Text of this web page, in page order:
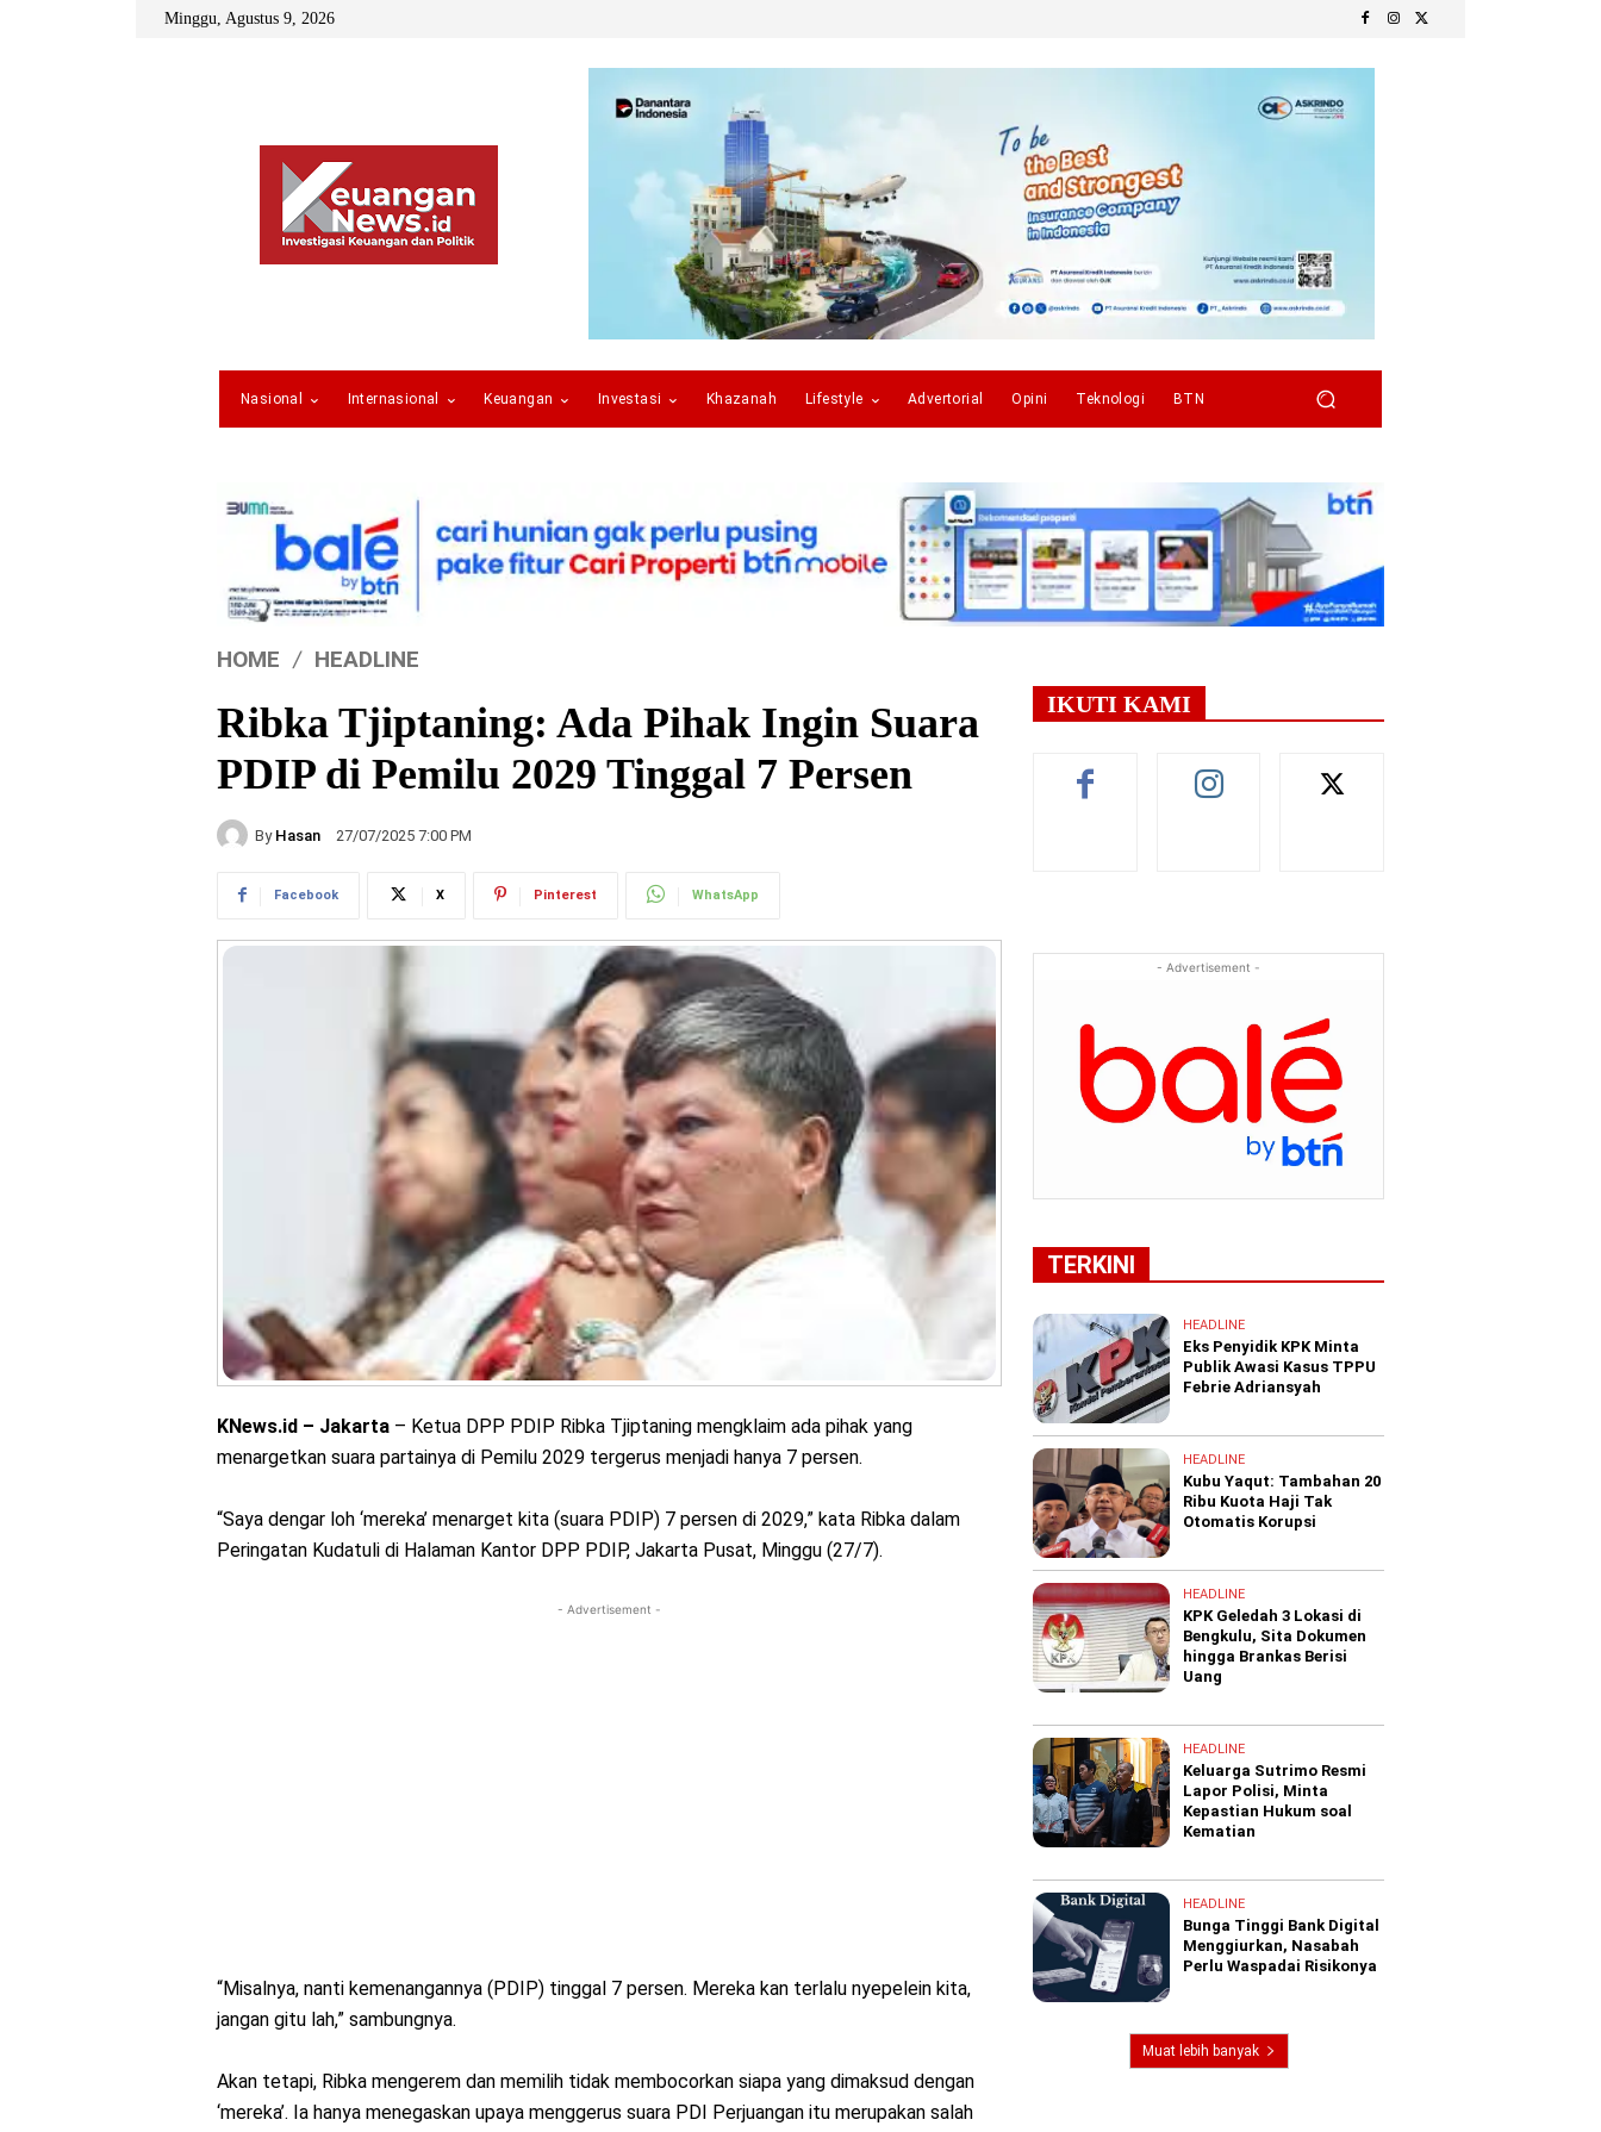
Minggu, Agustus 9, 2026
Nasional Internasional Keuangan Investasi Khazanah Lifestyle Advertorial Opini Teknologi BTN
HOME HEADLINE
Ribka Tjiptaning: Ada Pihak Ingin Suara
PDIP di Pemilu 2029 Tinggal 7 Persen
By Hasan 27/07/2025 7:00 PM
Facebook X Pinterest WhatsApp
KNews.id – Jakarta – Ketua DPP PDIP Ribka Tjiptaning mengklaim ada pihak yang
menargetkan suara partainya di Pemilu 2029 tergerus menjadi hanya 7 persen.
“Saya dengar loh ‘mereka’ menarget kita (suara PDIP) 7 persen di 2029,” kata Ribka dalam
Peringatan Kudatuli di Halaman Kantor DPP PDIP, Jakarta Pusat, Minggu (27/7).
- Advertisement -
“Misalnya, nanti kemenangannya (PDIP) tinggal 7 persen. Mereka kan terlalu nyepelein kita,
jangan gitu lah,” sambungnya.
Akan tetapi, Ribka mengerem dan memilih tidak membocorkan siapa yang dimaksud dengan
‘mereka’. Ia hanya menegaskan upaya menggerus suara PDI Perjuangan itu merupakan salah
IKUTI KAMI
- Advertisement -
TERKINI
HEADLINE
Eks Penyidik KPK Minta
Publik Awasi Kasus TPPU
Febrie Adriansyah
HEADLINE
Kubu Yaqut: Tambahan 20
Ribu Kuota Haji Tak
Otomatis Korupsi
HEADLINE
KPK Geledah 3 Lokasi di
Bengkulu, Sita Dokumen
hingga Brankas Berisi
Uang
HEADLINE
Keluarga Sutrimo Resmi
Lapor Polisi, Minta
Kepastian Hukum soal
Kematian
HEADLINE
Bunga Tinggi Bank Digital
Menggiurkan, Nasabah
Perlu Waspadai Risikonya
Muat lebih banyak